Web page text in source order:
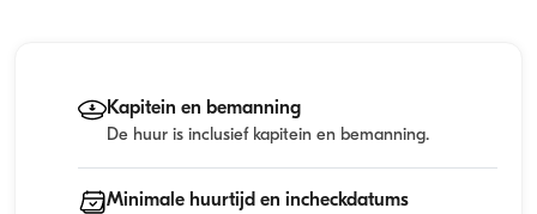
Kapitein en bemanning
De huur is inclusief kapitein en bemanning.
Minimale huurtijd en incheckdatums